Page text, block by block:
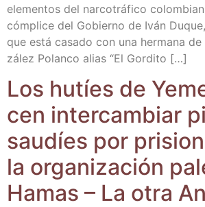
ele­men­tos del nar­co­trá­fi­co
cóm­pli­ce del Gobierno de Iván
que está casa­do con una her­ma­na
zá­lez Polan­co alias “El Gordito […]
Los hutíes de
cen inter­cam­biar
sau­díes por
la orga­ni­za­ción
Hamas – La otra